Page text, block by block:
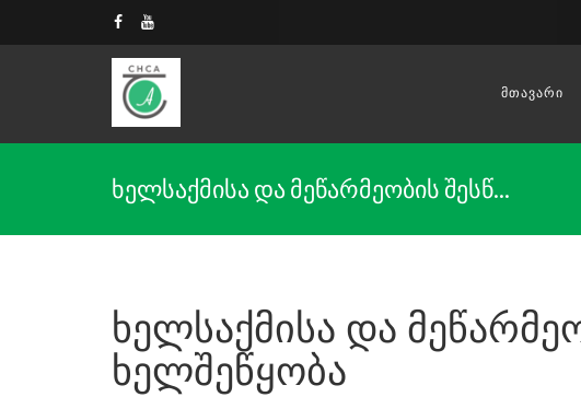
ᲛᲗᲐᲕᲐᲠᲘ
ხელსაქმისა და მეწარმეობის შესწ...
ხელსაქმისა და
ხელშეწყობა